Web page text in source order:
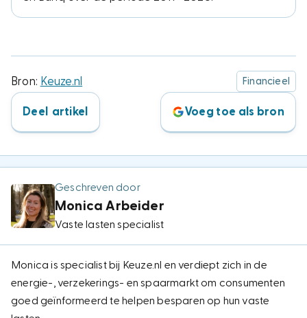
Bron: Keuze.nl Financieel
Deel artikel Voeg toe als bron
Geschreven door
Monica Arbeider
Vaste lasten specialist
Monica is specialist bij Keuze.nl en verdiept zich in de
energie-, verzekerings- en spaarmarkt om consumenten
goed geïnformeerd te helpen besparen op hun vaste